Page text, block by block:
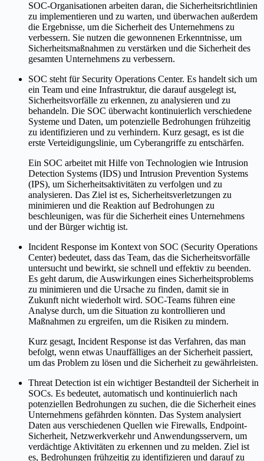
SOC-Organisationen arbeiten daran, die Sicherheitsrichtlinien
zu implementieren und zu warten, und überwachen außerdem
die Ergebnisse, um die Sicherheit des Unternehmens zu
verbessern. Sie nutzen die gewonnenen Erkenntnisse, um
Sicherheitsmaßnahmen zu verstärken und die Sicherheit des
gesamten Unternehmens zu verbessern.
SOC steht für Security Operations Center. Es handelt sich um
ein Team und eine Infrastruktur, die darauf ausgelegt ist,
Sicherheitsvorfälle zu erkennen, zu analysieren und zu
behandeln. Die SOC überwacht kontinuierlich verschiedene
Systeme und Daten, um potenzielle Bedrohungen frühzeitig
zu identifizieren und zu verhindern. Kurz gesagt, es ist die
erste Verteidigungslinie, um Cyberangriffe zu entschärfen.
Ein SOC arbeitet mit Hilfe von Technologien wie Intrusion
Detection Systems (IDS) und Intrusion Prevention Systems
(IPS), um Sicherheitsaktivitäten zu verfolgen und zu
analysieren. Das Ziel ist es, Sicherheitsverletzungen zu
minimieren und die Reaktion auf Bedrohungen zu
beschleunigen, was für die Sicherheit eines Unternehmens
und der Bürger wichtig ist.
Incident Response im Kontext von SOC (Security Operations
Center) bedeutet, dass das Team, das die Sicherheitsvorfälle
untersucht und bewirkt, sie schnell und effektiv zu beenden.
Es geht darum, die Auswirkungen eines Sicherheitsproblems
zu minimieren und die Ursache zu finden, damit sie in
Zukunft nicht wiederholt wird. SOC-Teams führen eine
Analyse durch, um die Situation zu kontrollieren und
Maßnahmen zu ergreifen, um die Risiken zu mindern.
Kurz gesagt, Incident Response ist das Verfahren, das man
befolgt, wenn etwas Unauffälliges an der Sicherheit passiert,
um das Problem zu lösen und die Sicherheit zu gewährleisten.
Threat Detection ist ein wichtiger Bestandteil der Sicherheit in
SOCs. Es bedeutet, automatisch und kontinuierlich nach
potenziellen Bedrohungen zu suchen, die die Sicherheit eines
Unternehmens gefährden könnten. Das System analysiert
Daten aus verschiedenen Quellen wie Firewalls, Endpoint-
Sicherheit, Netzwerkverkehr und Anwendungsservern, um
verdächtige Aktivitäten zu erkennen und zu melden. Ziel ist
es, Bedrohungen frühzeitig zu identifizieren und darauf zu